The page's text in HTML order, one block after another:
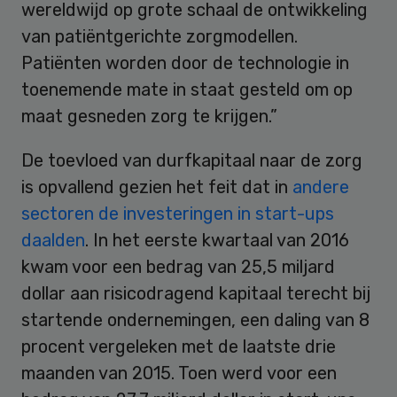
wereldwijd op grote schaal de ontwikkeling
van patiëntgerichte zorgmodellen.
Patiënten worden door de technologie in
toenemende mate in staat gesteld om op
maat gesneden zorg te krijgen.”
De toevloed van durfkapitaal naar de zorg
is opvallend gezien het feit dat in andere
sectoren de investeringen in start-ups
daalden. In het eerste kwartaal van 2016
kwam voor een bedrag van 25,5 miljard
dollar aan risicodragend kapitaal terecht bij
startende ondernemingen, een daling van 8
procent vergeleken met de laatste drie
maanden van 2015. Toen werd voor een